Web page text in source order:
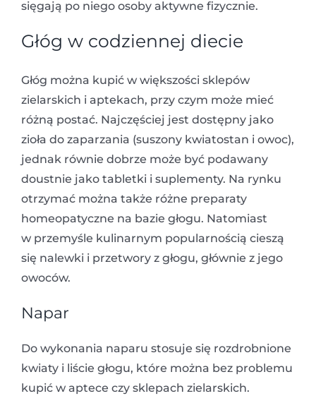
sięgają po niego osoby aktywne fizycznie.
Głóg w codziennej diecie
Głóg można kupić w większości sklepów
zielarskich i aptekach, przy czym może mieć
różną postać. Najczęściej jest dostępny jako
zioła do zaparzania (suszony kwiatostan i owoc),
jednak równie dobrze może być podawany
doustnie jako tabletki i suplementy. Na rynku
otrzymać można także różne preparaty
homeopatyczne na bazie głogu. Natomiast
w przemyśle kulinarnym popularnością cieszą
się nalewki i przetwory z głogu, głównie z jego
owoców.
Napar
Do wykonania naparu stosuje się rozdrobnione
kwiaty i liście głogu, które można bez problemu
kupić w aptece czy sklepach zielarskich.